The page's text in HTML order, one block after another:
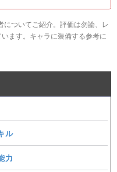
についてご紹介。評価は勿論、レ
ます。キャラに装備する参考に
ル
力